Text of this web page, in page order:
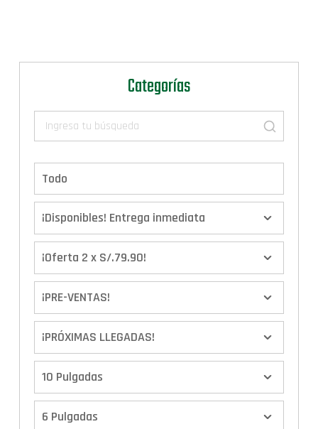
Categorías
Todo
¡Disponibles! Entrega inmediata
¡Oferta 2 x S/.79.90!
¡PRE-VENTAS!
¡PRÓXIMAS LLEGADAS!
10 Pulgadas
6 Pulgadas